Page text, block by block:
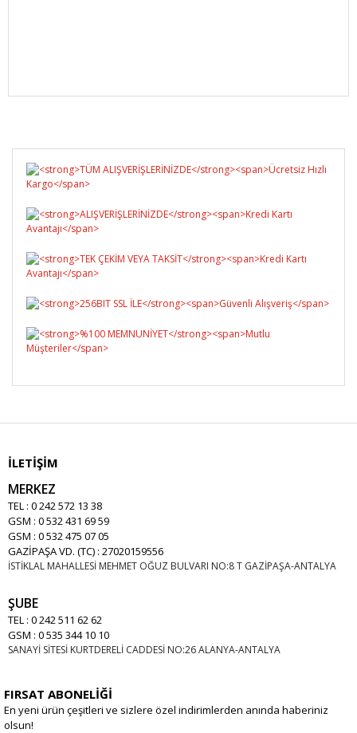
Yorum Yaz
İLETİŞİM
MERKEZ
TEL : 0 242 572 13 38
GSM : 0 532 431 69 59
GSM : 0 532 475 07 05
GAZİPAŞA VD. (TC) : 27020159556
İSTİKLAL MAHALLESİ MEHMET OĞUZ BULVARI NO:8 T GAZİPAŞA-ANTALYA
ŞUBE
TEL : 0 242 511 62 62
GSM : 0 535 344 10 10
SANAYİ SİTESİ KURTDERELİ CADDESİ NO:26 ALANYA-ANTALYA
FIRSAT ABONELİĞİ
En yeni ürün çeşitleri ve sizlere özel indirimlerden anında haberiniz
olsun!